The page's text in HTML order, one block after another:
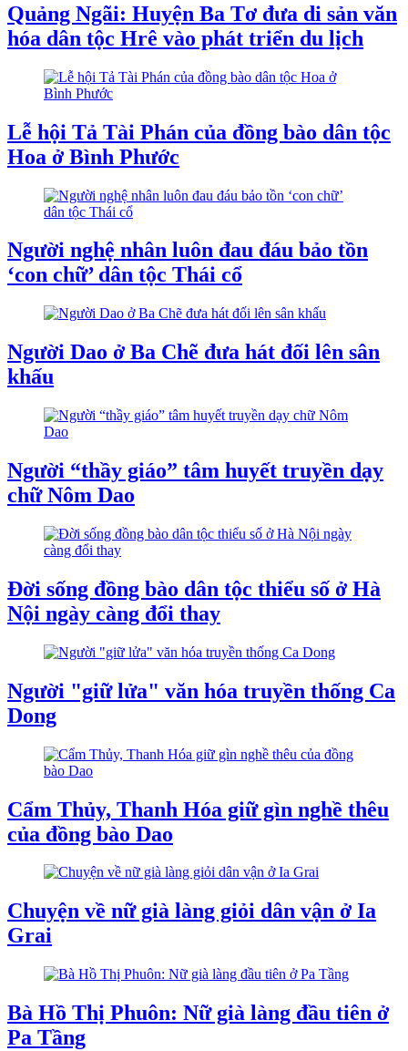
Quảng Ngãi: Huyện Ba Tơ đưa di sản văn
hóa dân tộc Hrê vào phát triển du lịch
Lễ hội Tả Tài Phán của đồng bào dân tộc
Hoa ở Bình Phước
Người nghệ nhân luôn đau đáu bảo tồn
‘con chữ’ dân tộc Thái cổ
Người Dao ở Ba Chẽ đưa hát đối lên sân
khấu
Người “thầy giáo” tâm huyết truyền dạy
chữ Nôm Dao
Đời sống đồng bào dân tộc thiểu số ở Hà
Nội ngày càng đổi thay
Người "giữ lửa" văn hóa truyền thống Ca
Dong
Cẩm Thủy, Thanh Hóa giữ gìn nghề thêu
của đồng bào Dao
Chuyện về nữ già làng giỏi dân vận ở Ia
Grai
Bà Hồ Thị Phuôn: Nữ già làng đầu tiên ở
Pa Tầng